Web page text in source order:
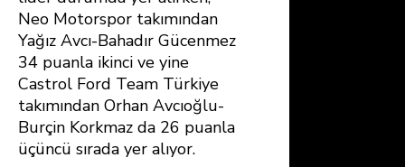
Neo Motorspor takımından
Yağız Avcı-Bahadır Gücenmez
34 puanla ikinci ve yine
Castrol Ford Team Türkiye
takımından Orhan Avcıoğlu-
Burçin Korkmaz da 26 puanla
üçüncü sırada yer alıyor.